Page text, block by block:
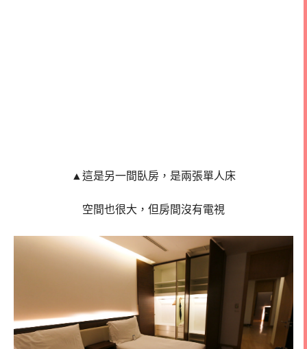
▲這是另一間臥房，是兩張單人床
空間也很大，但房間沒有電視